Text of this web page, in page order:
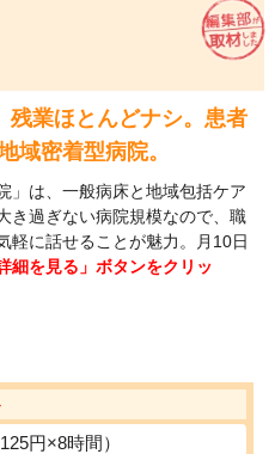
残業ほとんどナシ。患者
域密着型病院。
」は、一般病床と地域包括ケア
き過ぎない病院規模なので、職
軽に話せることが魅力。月10日
を見る」ボタンをクリッ
円×8時間）